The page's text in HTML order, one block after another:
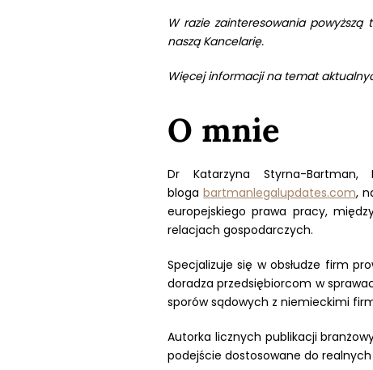
W razie zainteresowania
naszą Kancelarię.
Więcej informacji na temat
O mnie
Dr Katarzyna Styrna-
blogabartmanlegalupdates.com,
europejskiego prawa pracy,
relacjach gospodarczych.
Specjalizuje się w obsłudze firm
doradza przedsiębiorcom w
sporów sądowych z niemieckimi
Autorka licznych publikacji
podejście dostosowane do